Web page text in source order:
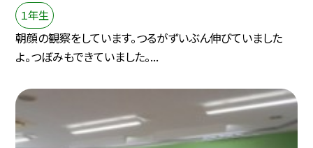
１年生
朝顔の観察をしています。つるがずいぶん伸びていました
よ。つぼみもできていました。...